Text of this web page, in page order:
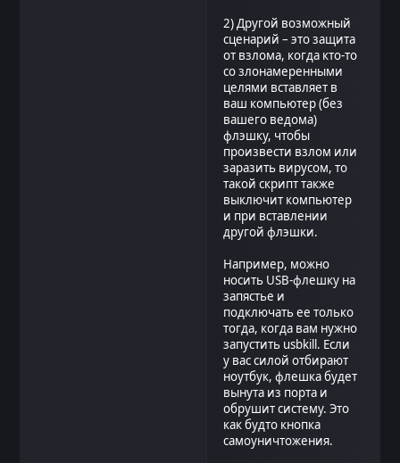
2) Другой возможный
сценарий – это защита
от взлома, когда кто-то
со злонамеренными
целями вставляет в
ваш компьютер (без
вашего ведома)
флэшку, чтобы
произвести взлом или
заразить вирусом, то
такой скрипт также
выключит компьютер
и при вставлении
другой флэшки.
Например, можно
носить USB-флешку на
запястье и
подключать ее только
тогда, когда вам нужно
запустить usbkill. Если
у вас силой отбирают
ноутбук, флешка будет
вынута из порта и
обрушит систему. Это
как будто кнопка
самоуничтожения.